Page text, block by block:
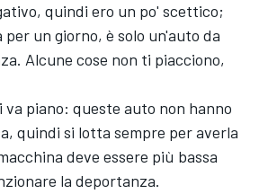
quindi ero un po' scettico;
un giorno, è solo un'auto da
Alcune cose non ti piacciono,
va piano: queste auto non hanno
quindi si lotta sempre per averla
deve essere più bassa
la deportanza.